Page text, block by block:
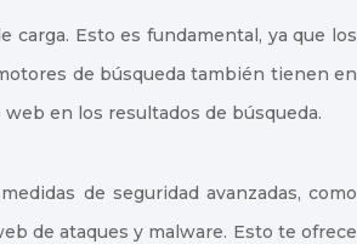
Esto es fundamental, ya que los
de búsqueda también tienen en
en los resultados de búsqueda.
de seguridad avanzadas, como
de ataques y malware. Esto te ofrece